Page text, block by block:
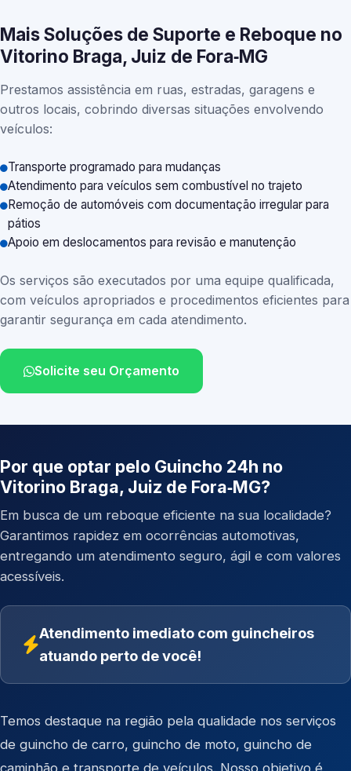
Mais Soluções de Suporte e Reboque no
Vitorino Braga, Juiz de Fora‑MG
Prestamos assistência em ruas, estradas, garagens e
outros locais, cobrindo diversas situações envolvendo
veículos:
Transporte programado para mudanças
Atendimento para veículos sem combustível no trajeto
Remoção de automóveis com documentação irregular para
pátios
Apoio em deslocamentos para revisão e manutenção
Os serviços são executados por uma equipe qualificada,
com veículos apropriados e procedimentos eficientes para
garantir segurança em cada atendimento.
Solicite seu Orçamento
Por que optar pelo Guincho 24h no
Vitorino Braga, Juiz de Fora‑MG?
Em busca de um reboque eficiente na sua localidade?
Garantimos rapidez em ocorrências automotivas,
entregando um atendimento seguro, ágil e com valores
acessíveis.
Atendimento imediato com guincheiros
atuando perto de você!
Temos destaque na região pela qualidade nos serviços
de guincho de carro, guincho de moto, guincho de
caminhão e transporte de veículos . Nosso objetivo é